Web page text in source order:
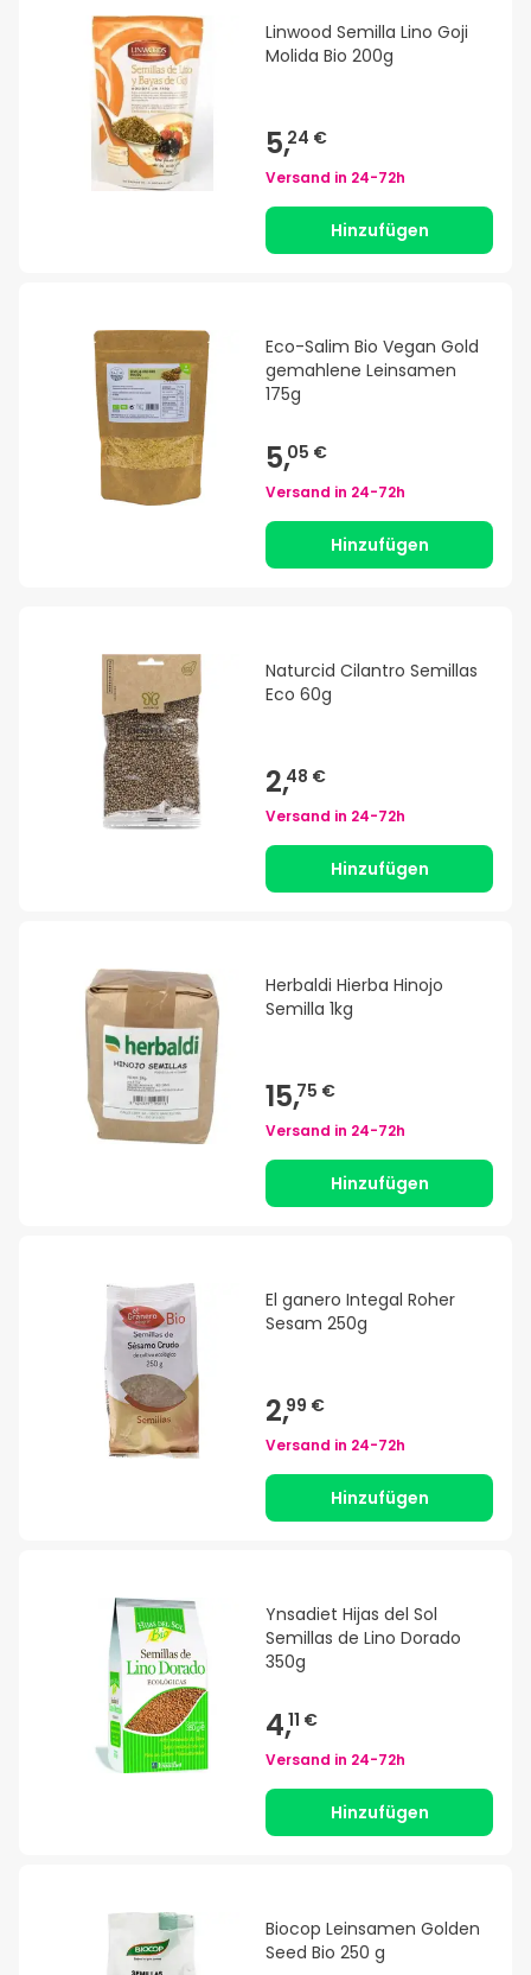
Linwood Semilla Lino Goji
Molida Bio 200g
5,24 €
Versand in 24-72h
Hinzufügen
Eco-Salim Bio Vegan Gold
gemahlene Leinsamen
175g
5,05 €
Versand in 24-72h
Hinzufügen
Naturcid Cilantro Semillas
Eco 60g
2,48 €
Versand in 24-72h
Hinzufügen
Herbaldi Hierba Hinojo
Semilla 1kg
15,75 €
Versand in 24-72h
Hinzufügen
El ganero Integal Roher
Sesam 250g
2,99 €
Versand in 24-72h
Hinzufügen
Ynsadiet Hijas del Sol
Semillas de Lino Dorado
350g
4,11 €
Versand in 24-72h
Hinzufügen
Biocop Leinsamen Golden
Seed Bio 250 g